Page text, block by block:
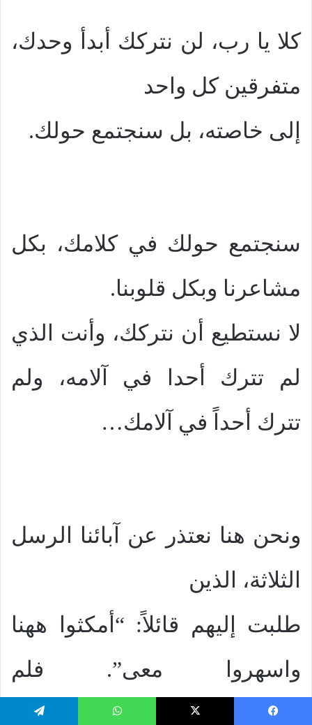
كلا يا رب، لن نتركك أبدأ وحدك،
متفرقين كل واحد
إلى خاصته، بل سنجتمع حولك.
سنجتمع حولك في كلامك، بكل
مشاعرنا وبكل قلوبنا.
لا نستطيع أن نتركك، وأنت الذي
لم تترك أحدا في آلامه، ولم
تترك أحداً في آلامك…
ونحن هنا نعتذر عن آبائنا الرسل
الثلاثة، الذين
طلبت إليهم قائلاً: “أمكثوا ههنا
واسهروا معى”. فلم
يستطيعوا…